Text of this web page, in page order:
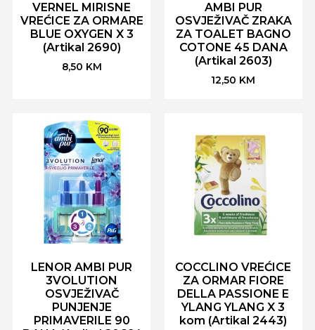
VERNEL MIRISNE
VREĆICE ZA ORMARE
BLUE OXYGEN X 3
(Artikal 2690)
8,50 KM
AMBI PUR
OSVJEŽIVAČ ZRAKA
ZA TOALET BAGNO
COTONE 45 DANA
(Artikal 2603)
12,50 KM
LENOR AMBI PUR
3VOLUTION
OSVJEŽIVAČ
PUNJENJE
PRIMAVERILE 90
COCCLINO VREĆICE
ZA ORMAR FIORE
DELLA PASSIONE E
YLANG YLANG X 3
kom (Artikal 2443)